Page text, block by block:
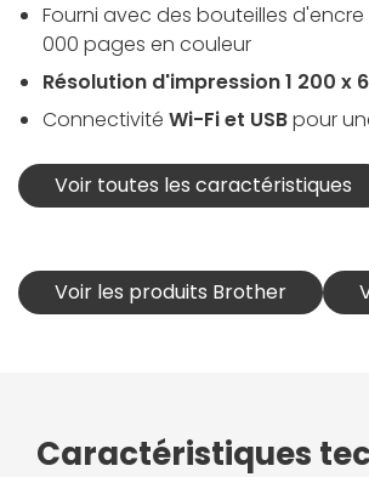
Fourni avec des bouteilles
000 pages en couleur
Résolution d'impression 1 200 x
Connectivité Wi-Fi et USBpour
Voir toutes les caractéristiques
Voir les produits Brother
Caractéristiques